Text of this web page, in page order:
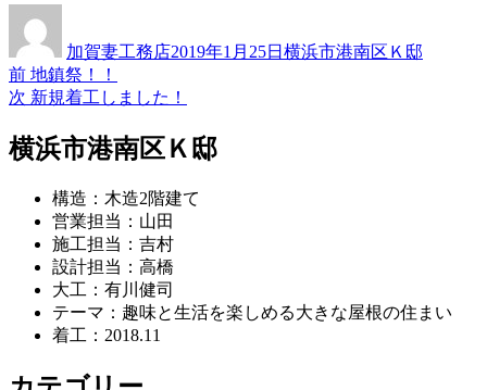
者加賀妻工務店日:
2019年1月25日ゴ
横浜市港南区Ｋ邸
投
稿
ナ
前 過
去
投
稿:
地鎮祭！！
次 次
投
稿:
新規着工しました！
横浜市港南区Ｋ邸
構造：木造2階建て
営業担当：山田
施工担当：吉村
設計担当：高橋
大工：有川健司
テーマ：趣味と生活を楽しめる大きな屋根の住まい
着工：2018.11